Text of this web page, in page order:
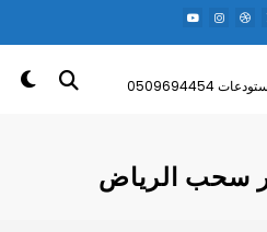
سحب الرياض